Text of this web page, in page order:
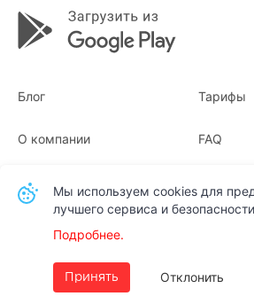
Блог Тарифы
О компании
Квитанции
FAQ
Русский
Мы используем cookies для
лучшего сервиса и
Подробнее.
Принять Отклонить